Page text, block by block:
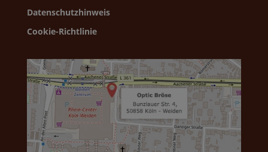
Datenschutzhinweis
Cookie-Richtlinie